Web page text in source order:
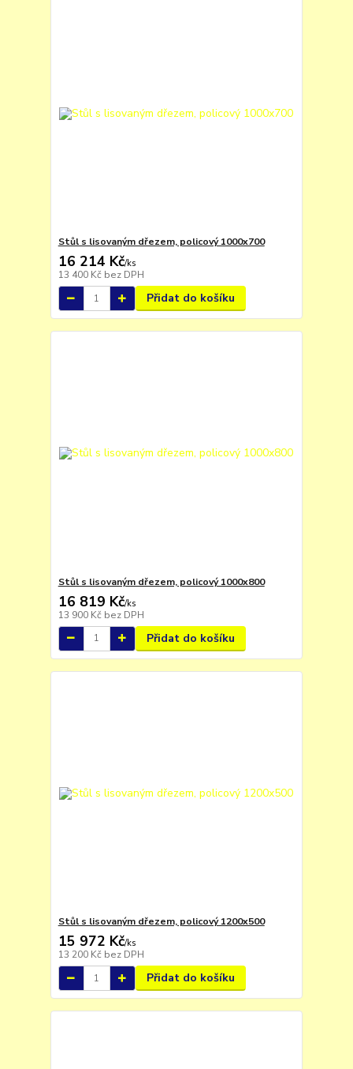
Stůl s lisovaným dřezem, policový 1000x700
16 214 Kč/ks
13 400 Kč bez DPH
Přidat do košíku
Stůl s lisovaným dřezem, policový 1000x800
16 819 Kč/ks
13 900 Kč bez DPH
Přidat do košíku
Stůl s lisovaným dřezem, policový 1200x500
15 972 Kč/ks
13 200 Kč bez DPH
Přidat do košíku